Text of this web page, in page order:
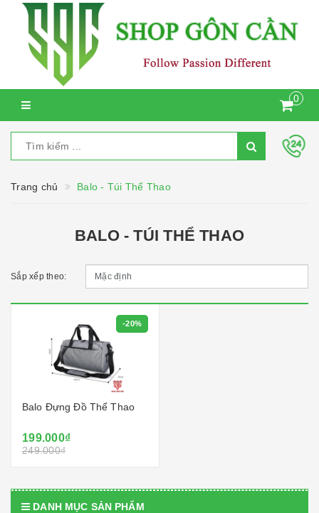
0
Trang chủ Balo - Túi Thể Thao
BALO - TÚI THỂ THAO
Sắp xếp theo:
-20%
Balo Đựng Đồ Thể Thao
199.000₫
249.000₫
DANH MỤC SẢN PHẨM